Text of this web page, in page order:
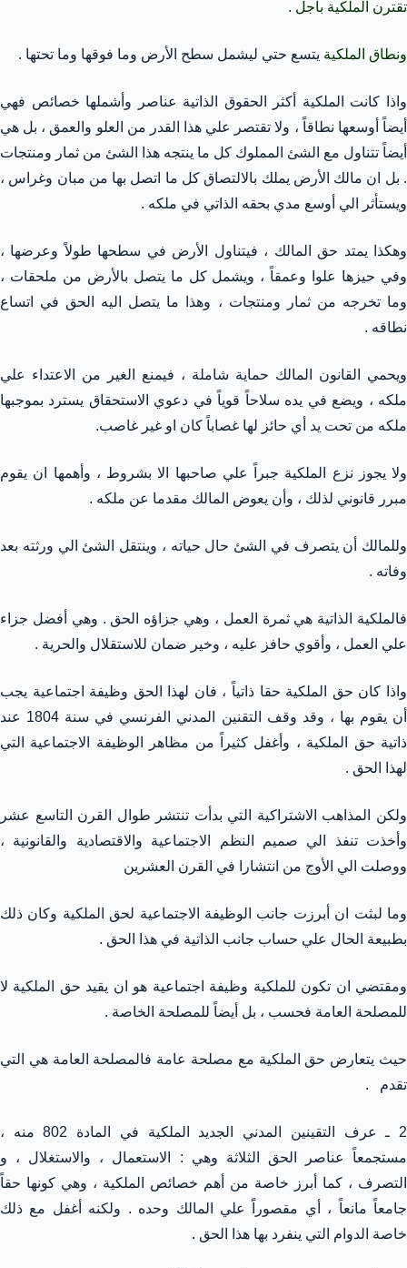
تقترن الملكية بأجل .
ونطاق الملكية يتسع حتي ليشمل سطح الأرض وما فوقها وما تحتها .
واذا كانت الملكية أكثر الحقوق الذاتية عناصر وأشملها خصائص فهي
أيضاً أوسعها نطاقاً ، ولا تقتصر علي هذا القدر من العلو والعمق ، بل هي
أيضاً تتناول مع الشئ المملوك كل ما ينتجه هذا الشئ من ثمار ومنتجات
. بل ان مالك الأرض يملك بالالتصاق كل ما اتصل بها من مبان وغراس ،
ويستأثر الي أوسع مدي بحقه الذاتي في ملكه .
وهكذا يمتد حق المالك ، فيتناول الأرض في سطحها طولاً وعرضها ،
وفي حيزها علوا وعمقاً ، ويشمل كل ما يتصل بالأرض من ملحقات ،
وما تخرجه من ثمار ومنتجات ، وهذا ما يتصل اليه الحق في اتساع
نطاقه .
ويحمي القانون المالك حماية شاملة ، فيمنع الغير من الاعتداء علي
ملكه ، ويضع في يده سلاحاً قوياً في دعوي الاستحقاق يسترد بموجبها
ملكه من تحت يد أي حائز لها غصاباً كان او غير غاصب.
ولا يجوز نزع الملكية جبراً علي صاحبها الا بشروط ، وأهمها ان يقوم
مبرر قانوني لذلك ، وأن يعوض المالك مقدما عن ملكه .
وللمالك أن يتصرف في الشئ حال حياته ، وينتقل الشئ الي ورثته بعد
وفاته .
فالملكية الذاتية هي ثمرة العمل ، وهي جزاؤه الحق . وهي أفضل جزاء
علي العمل ، وأقوي حافز عليه ، وخير ضمان للاستقلال والحرية .
واذا كان حق الملكية حقا ذاتياً ، فان لهذا الحق وظيفة اجتماعية يجب
أن يقوم بها ، وقد وقف التقنين المدني الفرنسي في سنة 1804 عند
ذاتية حق الملكية ، وأغفل كثيراً من مظاهر الوظيفة الاجتماعية التي
لهذا الحق .
ولكن المذاهب الاشتراكية التي بدأت تنتشر طوال القرن التاسع عشر
وأخذت تنفذ الي صميم النظم الاجتماعية والاقتصادية والقانونية ،
ووصلت الي الأوج من انتشارا في القرن العشرين
وما لبثت ان أبرزت جانب الوظيفة الاجتماعية لحق الملكية وكان ذلك
بطبيعة الحال علي حساب جانب الذاتية في هذا الحق .
ومقتضي ان تكون للملكية وظيفة اجتماعية هو ان يقيد حق الملكية لا
للمصلحة العامة فحسب ، بل أيضاً للمصلحة الخاصة .
حيث يتعارض حق الملكية مع مصلحة عامة فالمصلحة العامة هي التي
تقدم .
2 ـ عرف التقينين المدني الجديد الملكية في المادة 802 منه ،
مستجمعاً عناصر الحق الثلاثة وهي : الاستعمال ، والاستغلال ، و
التصرف ، كما أبرز خاصة من أهم خصائص الملكية ، وهي كونها حقاً
جامعاً مانعاً ، أي مقصوراًَ علي المالك وحده . ولكنه أغفل مع ذلك
خاصة الدوام التي ينفرد بها هذا الحق .